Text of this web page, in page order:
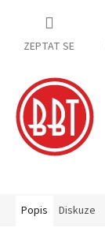
ZEPTAT SE
Popis Diskuze